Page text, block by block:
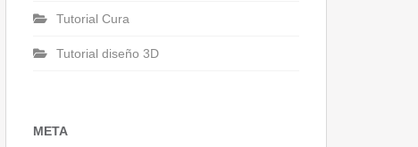
Tutorial Cura
Tutorial diseño 3D
META